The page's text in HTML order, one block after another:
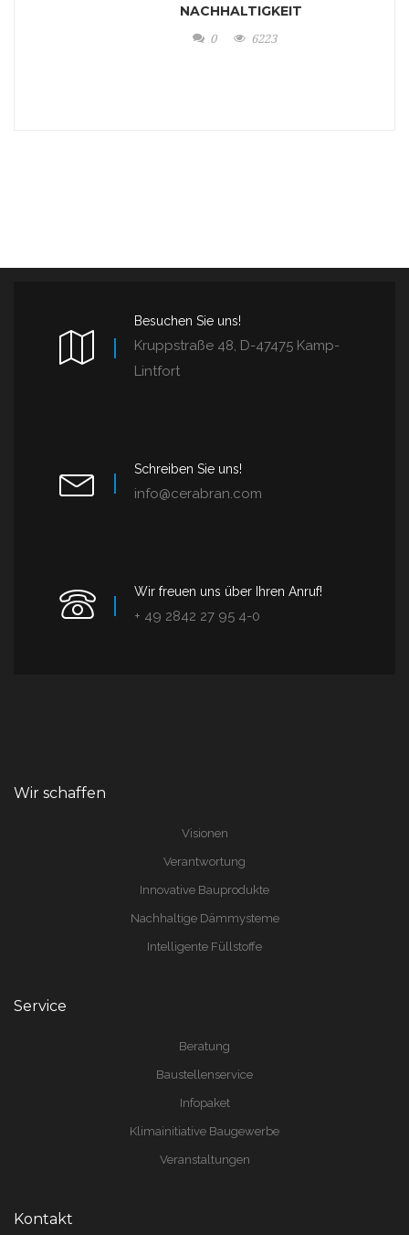
NACHHALTIGKEIT
0 6223
Besuchen Sie uns!
Kruppstraße 48, D-47475 Kamp-
Lintfort
Schreiben Sie uns!
info@cerabran.com
Wir freuen uns über Ihren Anruf!
+ 49 2842 27 95 4-0
Wir schaffen
Visionen
Verantwortung
Innovative Bauprodukte
Nachhaltige Dämmysteme
Intelligente Füllstoffe
Service
Beratung
Baustellenservice
Infopaket
Klimainitiative Baugewerbe
Veranstaltungen
Kontakt